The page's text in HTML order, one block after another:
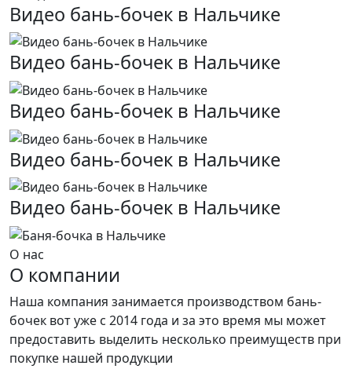
Видео бань-бочек в Нальчике
Видео бань-бочек в Нальчике
Видео бань-бочек в Нальчике
Видео бань-бочек в Нальчике
Видео бань-бочек в Нальчике
О нас
О компании
Наша компания занимается производством бань-
бочек вот уже с 2014 года и за это время мы может
предоставить выделить несколько преимуществ при
покупке нашей продукции